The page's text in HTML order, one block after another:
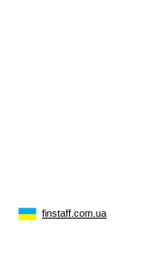
finstaff.com.ua